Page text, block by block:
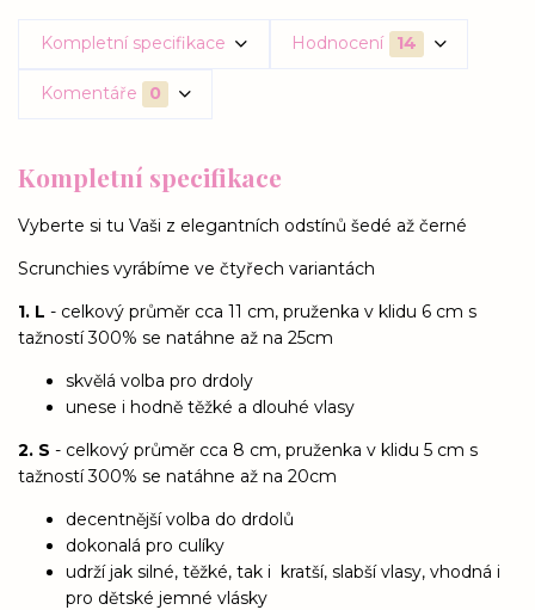
Kompletní specifikace Hodnocení 14
Komentáře 0
Kompletní specifikace
Vyberte si tu Vaši z elegantních odstínů šedé až černé
Scrunchies vyrábíme ve čtyřech variantách
1. L - celkový průměr cca 11 cm, pruženka v klidu 6 cm s
tažností 300% se natáhne až na 25cm
skvělá volba pro drdoly
unese i hodně těžké a dlouhé vlasy
2. S - celkový průměr cca 8 cm, pruženka v klidu 5 cm s
tažností 300% se natáhne až na 20cm
decentnější volba do drdolů
dokonalá pro culíky
udrží jak silné, těžké, tak i kratší, slabší vlasy, vhodná i
pro dětské jemné vlásky